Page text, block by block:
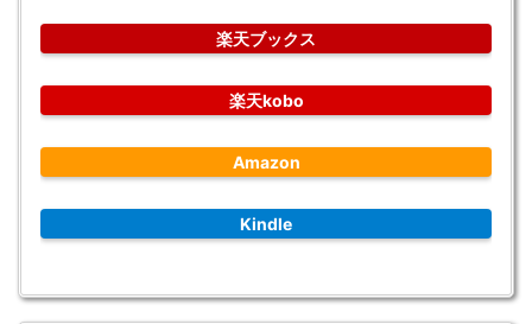
楽天ブックス
楽天kobo
Amazon
Kindle